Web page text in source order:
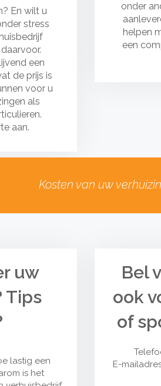
En wilt u
stress
een
de prijs is
voor u
als
aan.
onder
helpen
een
Kosten van uw
uw
Tips
lastig een
is het
Bel
ook
of
E-